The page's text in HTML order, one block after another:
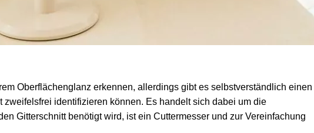
Oberflächenglanz erkennen, allerdings gibt es selbstverständlich einen
identifizieren können. Es handelt sich dabei um die
Gitterschnitt benötigt wird, ist ein Cuttermesser und zur Vereinfachung